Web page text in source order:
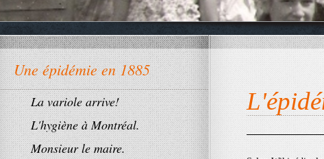
Une épidémie en 1885
La variole arrive!
L'hygiène à Montréal.
Monsieur le maire.